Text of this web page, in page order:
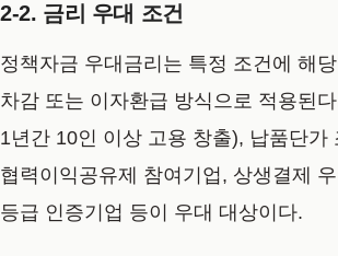
2-2. 금리 우대 조건
정책자금 우대금리는 특정 조건에 해
차감 또는 이자환급 방식으로 적용된
1년간 10인 이상 고용 창출), 납품단가
협력이익공유제 참여기업, 상생결제
등급 인증기업 등이 우대 대상이다.